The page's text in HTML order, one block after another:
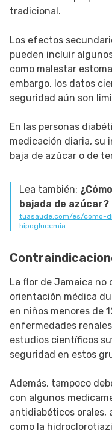
tradicional.
Los efectos
pueden incluir
como malestar
embargo, los datos
seguridad aún son
En las personas
medicación diaria, su
baja de azúcar o de
Lea también:
bajada de azúcar?
tuasaude.com/es/como-
hipoglucemia
La flor de Jamaica no
orientación médica
en niños menores de
enfermedades
estudios científicos
seguridad en estos
Además, tampoco
con algunos
antidiabéticos
como la